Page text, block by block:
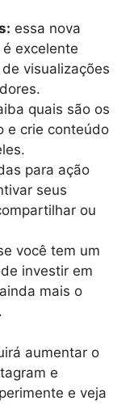
essa nova
excelente
visualizações
quais são os
e crie conteúdo
para ação
seus
ou
você tem um
investir em
mais o
aumentar o
e
e veja